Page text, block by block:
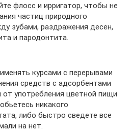
флосс и ирригатор, чтобы не
частиц природного
зубами, раздражения десен,
и пародонтита.
курсами с перерывами
средств с адсорбентами
употребления цветной пищи
никакого
либо быстро сведете все
на нет.